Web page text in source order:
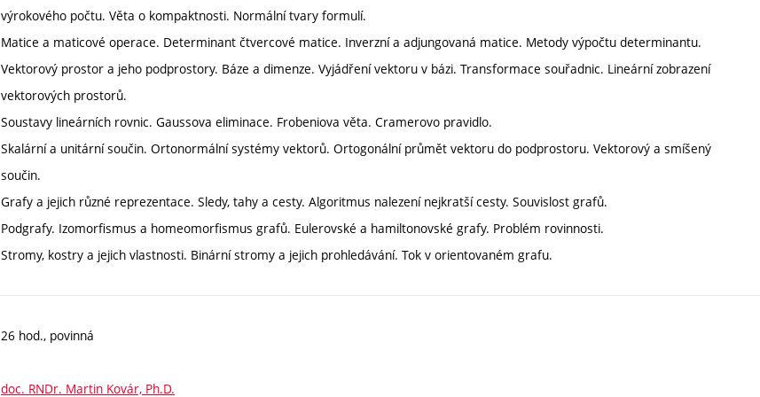
výrokového počtu. Věta o kompaktnosti. Normální tvary formulí.
Matice a maticové operace. Determinant čtvercové matice. Inverzní a adjungovaná matice. Metody výpočtu determinantu.
Vektorový prostor a jeho podprostory. Báze a dimenze. Vyjádření vektoru v bázi. Transformace souřadnic. Lineární zobrazení
vektorových prostorů.
Soustavy lineárních rovnic. Gaussova eliminace. Frobeniova věta. Cramerovo pravidlo.
Skalární a unitární součin. Ortonormální systémy vektorů. Ortogonální průmět vektoru do podprostoru. Vektorový a smíšený
součin.
Grafy a jejich různé reprezentace. Sledy, tahy a cesty. Algoritmus nalezení nejkratší cesty. Souvislost grafů.
Podgrafy. Izomorfismus a homeomorfismus grafů. Eulerovské a hamiltonovské grafy. Problém rovinnosti.
Stromy, kostry a jejich vlastnosti. Binární stromy a jejich prohledávání. Tok v orientovaném grafu.
26 hod., povinná
doc. RNDr. Martin Kovár, Ph.D.